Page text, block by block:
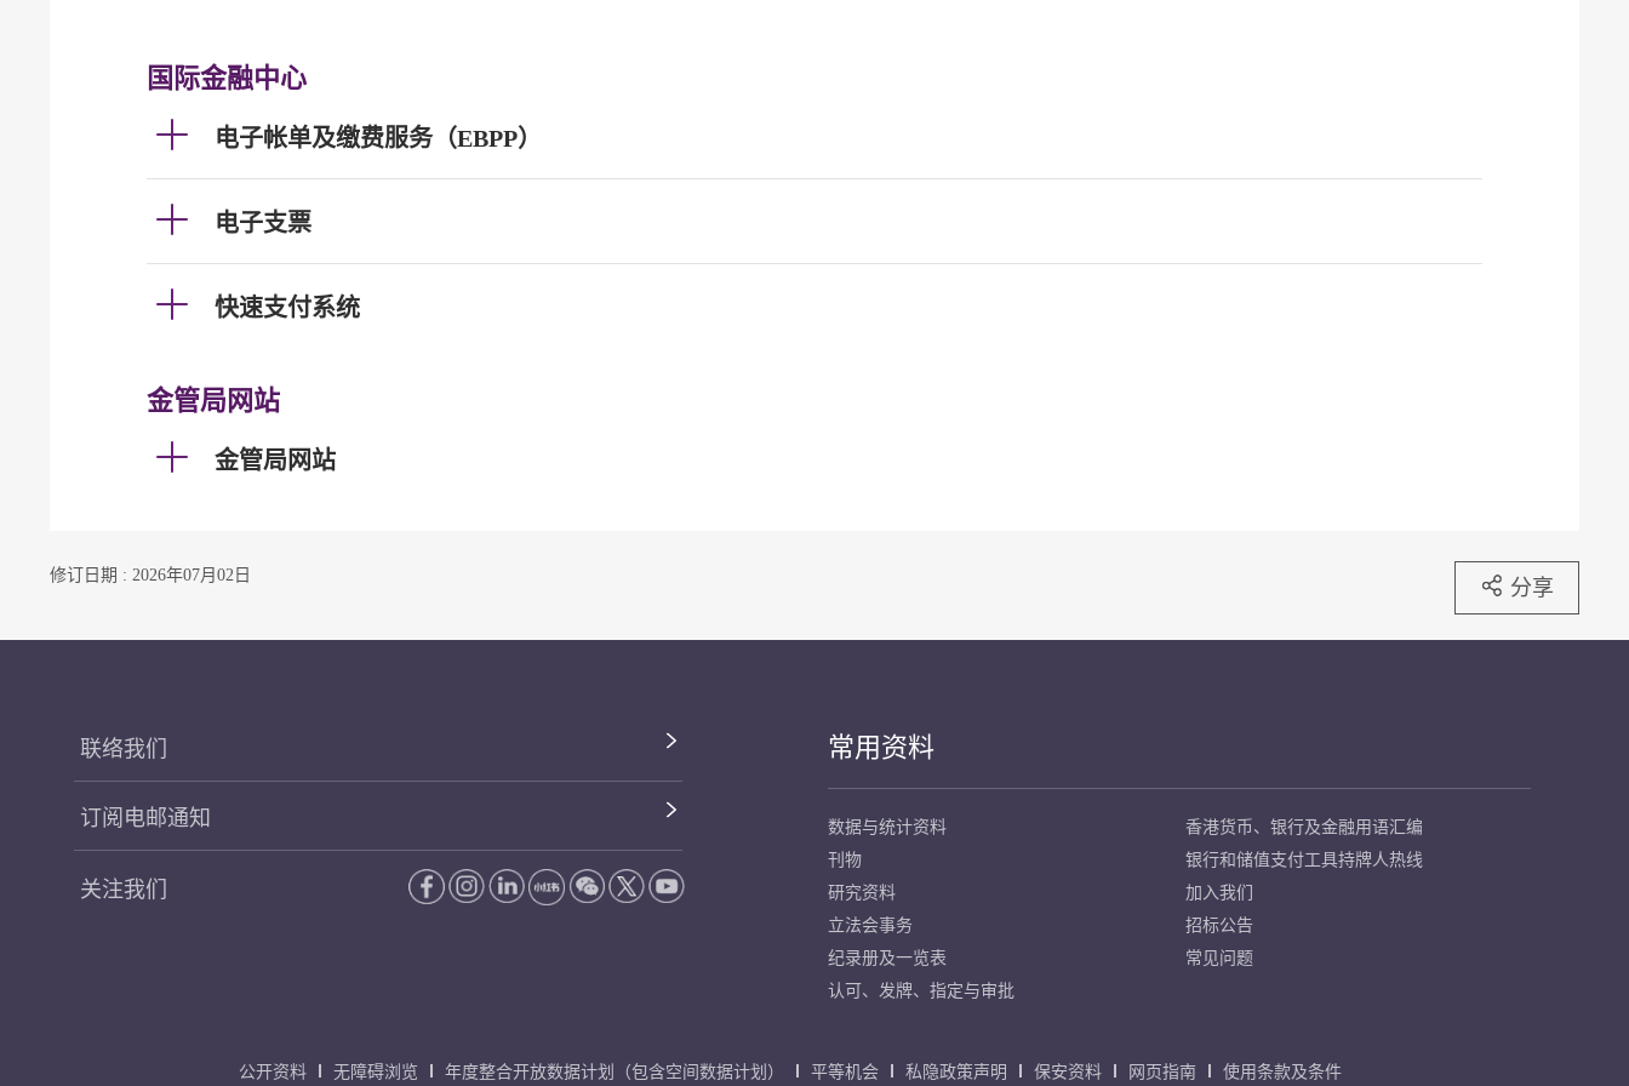
国际金融中心
电子帐单及缴费服务（EBPP）
电子支票
快速支付系统
金管局网站
金管局网站
修订日期 : 2026年07月02日 分享
联络我们
订阅电邮通知
关注我们
常用资料
数据与统计资料
刊物
研究资料
立法会事务
纪录册及一览表
认可、发牌、指定与审批
香港货币、银行及金融用语汇编
银行和储值支付工具持牌人热线
加入我们
招标公告
常见问题
公开资料 无障碍浏览 年度整合开放数据计划（包含空间数据计划） 平等机会 私隐政策声明 保安资料 网页指南 使用条款及条件